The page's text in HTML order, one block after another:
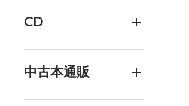
CD
中古本通販